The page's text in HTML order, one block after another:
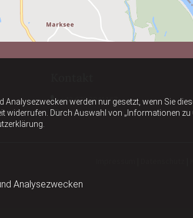
Analysezwecken werden nur gesetzt, wenn Sie
widerrufen. Durch Auswahl von „Informationen
Analysezwecken
 +43 676 3941167
 E-Mail schreiben